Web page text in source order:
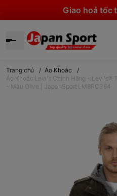
Giao hoả tốc
Trang chủ / Áo Khoác
/
Áo Khoác Levi's Chính Hãng - Levi's®
- Màu Olive | JapanSport LM8RC364